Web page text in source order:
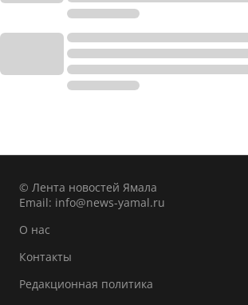
© Лента новостей Ямала
Email: info@news-yamal.ru
О нас
Контакты
Редакционная политика